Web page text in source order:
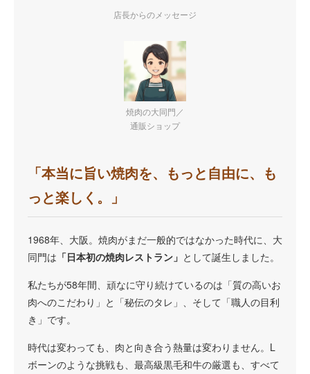
店長からのメッセージ
焼肉の大同門／
通販ショップ
「本当に旨い焼肉を、もっと自由に、も
っと楽しく。」
1968年、大阪。焼肉がまだ一般的ではなかった時代に、大
同門は 「日本初の焼肉レストラン」 として誕生しました。
私たちが58年間、頑なに守り続けているのは「質の高いお
肉へのこだわり」と「秘伝のタレ」、そして「職人の目利
き」です。
時代は変わっても、肉と向き合う熱量は変わりません。L
ボーンのような挑戦も、最高級黒毛和牛の厳選も、すべて